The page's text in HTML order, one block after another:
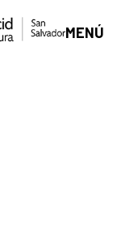
MENÚ